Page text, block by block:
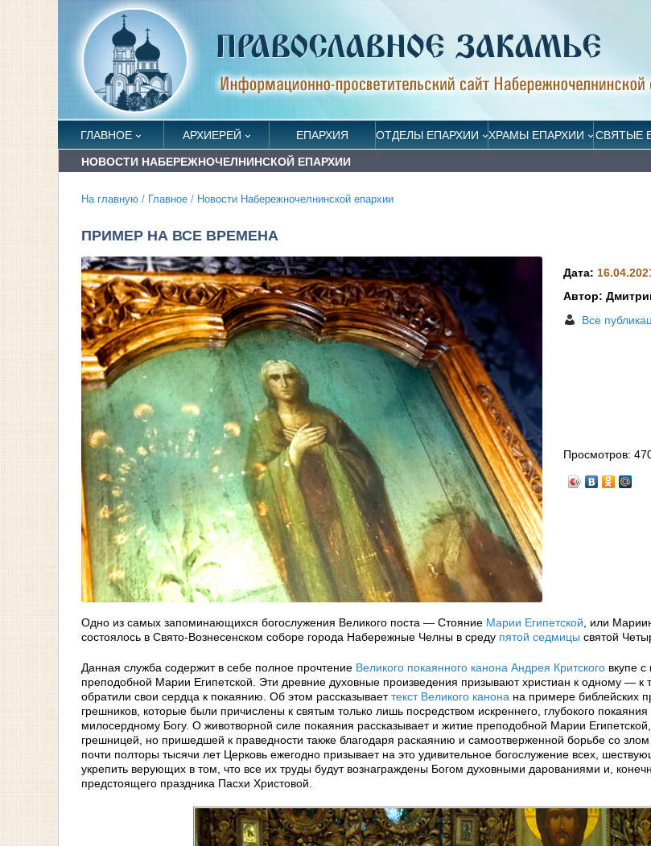
ГЛАВНОЕ АРХИЕРЕЙ ЕПАРХИЯ ОТДЕЛЫ ЕПАРХИИ ХРАМЫ ЕПАРХИИ СВЯТЫЕ
НОВОСТИ НАБЕРЕЖНОЧЕЛНИНСКОЙ ЕПАРХИИ
На главную / Главное / Новости Набережночелнинской епархии
ПРИМЕР НА ВСЕ ВРЕМЕНА
Дата:
Автор:
Все
Просмотров:
Одно из самых запоминающихся богослужения Великого поста — Стояние Марии Египетской, или
состоялось в Свято-Вознесенском соборе города Набережные Челны в среду пятой седмицы святой
Данная служба содержит в себе полное прочтение Великого покаянного канона Андрея Критского вкупе
преподобной Марии Египетской. Эти древние духовные произведения призывают христиан к одному — к
обратили свои сердца к покаянию. Об этом рассказываеттекст Великого канона на примере библейских
грешников, которые были причислены к святым только лишь посредством искреннего, глубокого
милосердному Богу. О животворной силе покаяния рассказывает и житие преподобной Марии
грешницей, но пришедшей к праведности также благодаря раскаянию и самоотверженной борьбе со
почти полторы тысячи лет Церковь ежегодно призывает на это удивительное богослужение всех,
укрепить верующих в том, что все их труды будут вознаграждены Богом духовными дарованиями и,
предстоящего праздника Пасхи Христовой.